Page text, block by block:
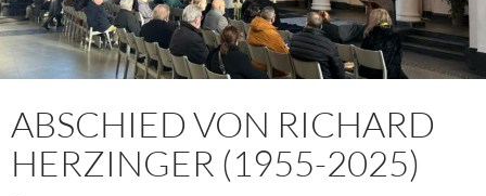
ABSCHIED VON RICHARD
HERZINGER (1955-2025)